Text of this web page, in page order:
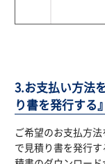
3.お支払い方法
り書を発行する
ご希望のお支払方
で見積り書を発行